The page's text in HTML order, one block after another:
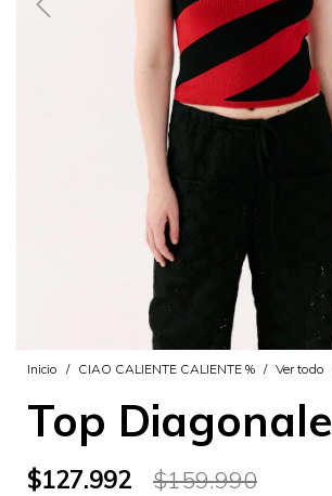
Inicio / CIAO CALIENTE CALIENTE % / Ver todo
Top Diagonale
$127.992 $159.990